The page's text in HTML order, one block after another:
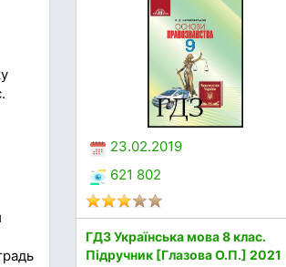
23.02.2019
621 802
ГДЗ Українська мова 8 клас.
Підручник [Глазова О.П.] 2021